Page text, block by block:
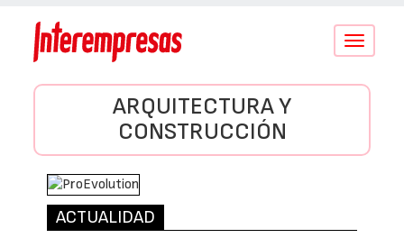
Conmutar
ARQUITECTURA Y
CONSTRUCCIÓN
ACTUALIDAD